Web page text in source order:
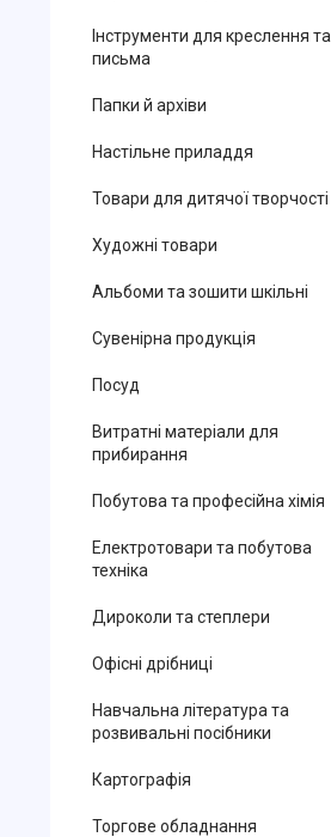
Інструменти для креслення та
письма
Папки й архіви
Настільне приладдя
Товари для дитячої творчості
Художні товари
Альбоми та зошити шкільні
Сувенірна продукція
Посуд
Витратні матеріали для
прибирання
Побутова та професійна хімія
Електротовари та побутова
техніка
Дироколи та степлери
Офісні дрібниці
Навчальна література та
розвивальні посібники
Картографія
Торгове обладнання